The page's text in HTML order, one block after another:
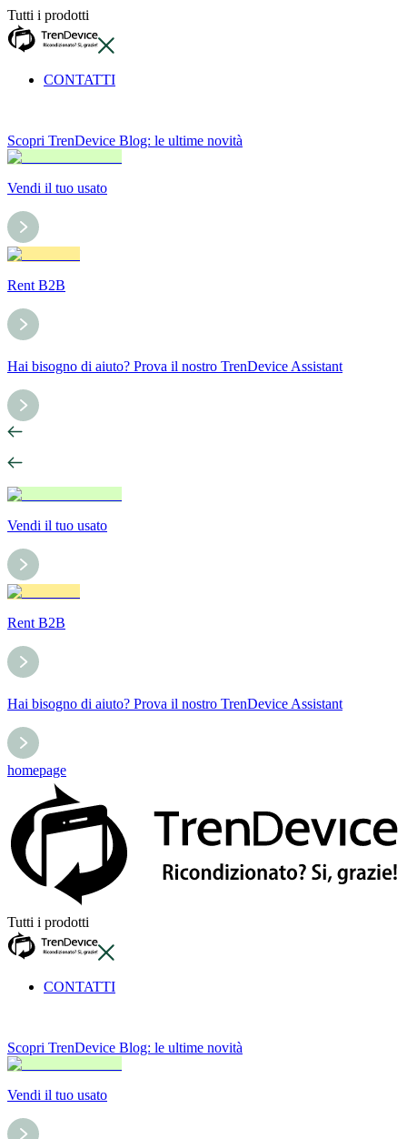
Tutti i prodotti
CONTATTI
Scopri TrenDevice Blog: le ultime novità
Vendi il tuo usato
Rent B2B
Hai bisogno di aiuto? Prova il nostro TrenDevice Assistant
Vendi il tuo usato
Rent B2B
Hai bisogno di aiuto? Prova il nostro TrenDevice Assistant
homepage
Tutti i prodotti
CONTATTI
Scopri TrenDevice Blog: le ultime novità
Vendi il tuo usato